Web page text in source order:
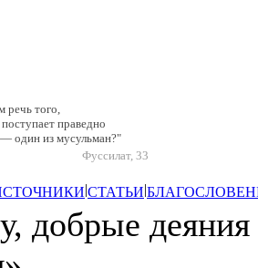
речь того,
праведно
один из мусульман?"
Фуссилат, 33
|СТАТЬИ|
добрые